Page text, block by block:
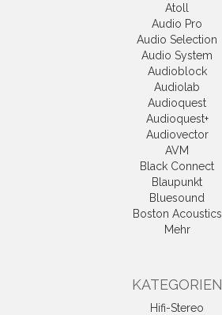
Atoll
Audio Pro
Audio Selection
Audio System
Audioblock
Audiolab
Audioquest
Audioquest+
Audiovector
AVM
Black Connect
Blaupunkt
Bluesound
Boston Acoustics
Mehr
KATEGORIEN
Hifi-Stereo